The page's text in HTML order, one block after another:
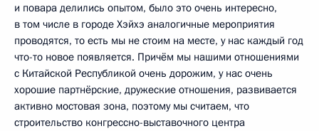
и повара делились опытом, было это очень интересно,
в том числе в городе Хэйхэ аналогичные мероприятия
проводятся, то есть мы не стоим на месте, у нас каждый год
что-то новое появляется. Причём мы нашими отношениями
с Китайской Республикой очень дорожим, у нас очень
хорошие партнёрские, дружеские отношения, развивается
активно мостовая зона, поэтому мы считаем, что
строительство конгрессно-выставочного центра